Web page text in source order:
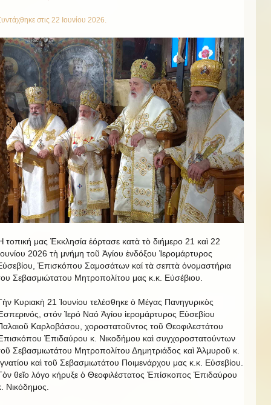
στις 22 Ιουνίου 2026
τοπική μας Ἐκκλησία ἑόρτασε κατὰ τὸ διήμερο 21 καὶ 22
2026 τὴ μνήμη τοῦ Ἁγίου ἐνδόξου Ἱερομάρτυρος
Ἐπισκόπου Σαμοσάτων καί τὰ σεπτὰ ὀνομαστήρια
Σεβασμιώτατου Μητροπολίτου μας κ.κ. Εὐσέβιου.
Κυριακὴ 21 Ἰουνίου τελέσθηκε ὁ Μέγας Πανηγυρικὸς
στόν Ἱερό Ναό Ἁγίου ἱερομάρτυρος Εὐσεβίου
Καρλοβάσου, χοροστατοῦντος τοῦ Θεοφιλεστάτου
Ἐπιδαύρου κ. Νικοδήμου καὶ συγχοροστατούντων
Σεβασμιωτάτου Μητροπολίτου Δημητριάδος καὶ Ἀλμυροῦ κ.
καὶ τοῦ Σεβασμιωτάτου Ποιμενάρχου μας κ.κ. Εὐσεβίου.
θεῖο λόγο κήρυξε ὁ Θεοφιλέστατος Ἐπίσκοπος Ἐπιδαύρου
Νικόδημος.